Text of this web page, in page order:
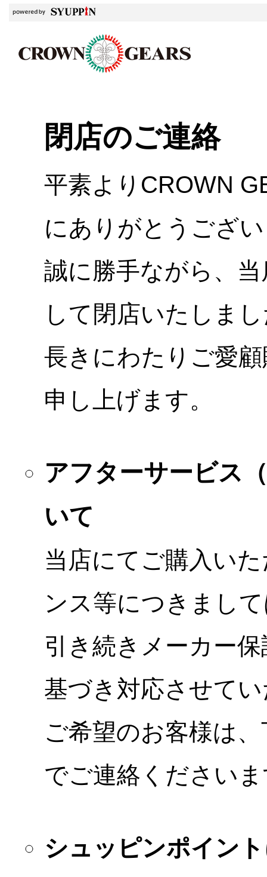
閉店のご連絡
平素よりCROWN
にありがとうござ
誠に勝手ながら、
して閉店いたしま
長きにわたりご愛
申し上げます。
アフターサービス
いて
当店にてご購入い
ンス等につきまし
引き続きメーカー
基づき対応させて
ご希望のお客様は
でご連絡ください
シュッピンポイン